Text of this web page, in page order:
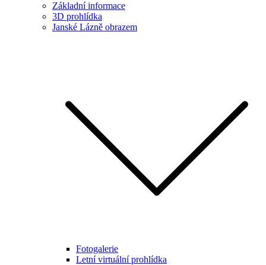
Základní informace
3D prohlídka
Janské Lázně obrazem
Fotogalerie
Letní virtuální prohlídka